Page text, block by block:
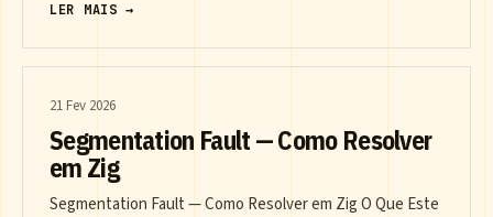
LER MAIS →
21 Fev 2026
Segmentation Fault — Como Resolver
em Zig
Segmentation Fault — Como Resolver em Zig O Que Este